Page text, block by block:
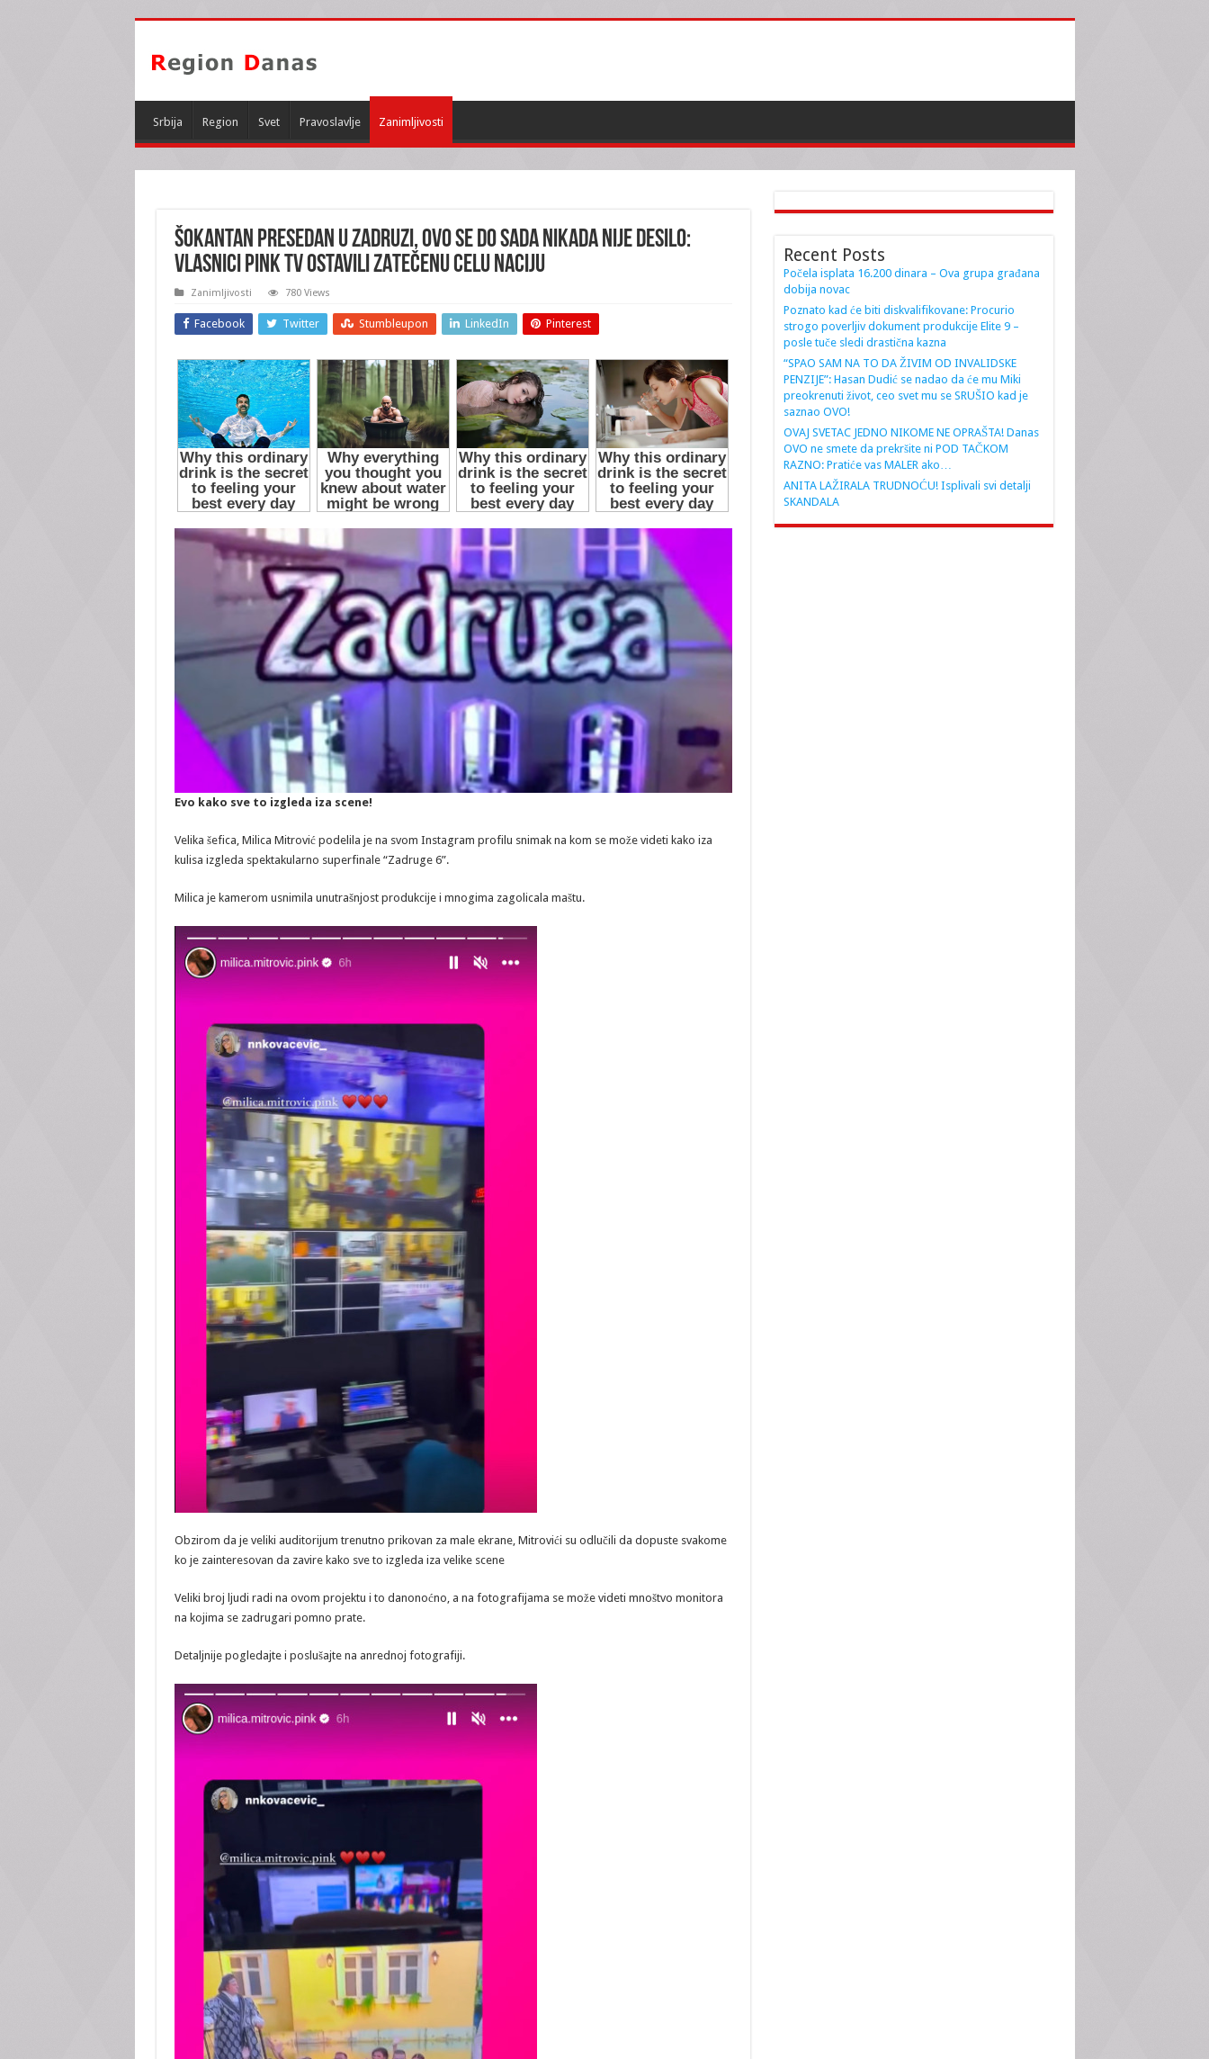
Srbija Region Svet Pravoslavlje Zanimljivosti
ŠOKANTAN PRESEDAN U ZADRUZI, OVO SE DO SADA NIKADA NIJE DESILO:
Vlasnici PINK tv ostavili ZATEČENU celu naciju
Zanimljivosti 780 Views
Facebook Twitter Stumbleupon LinkedIn Pinterest
Evo kako sve to izgleda iza scene!
Velika šefica, Milica Mitrović podelila je na svom Instagram profilu snimak na kom se može videti kako iza
kulisa izgleda spektakularno superfinale “Zadruge 6”.
Milica je kamerom usnimila unutrašnjost produkcije i mnogima zagolicala maštu.
Obzirom da je veliki auditorijum trenutno prikovan za male ekrane, Mitrovići su odlučili da dopuste svakome
ko je zainteresovan da zavire kako sve to izgleda iza velike scene
Veliki broj ljudi radi na ovom projektu i to danonoćno, a na fotografijama se može videti mnoštvo monitora
na kojima se zadrugari pomno prate.
Detaljnije pogledajte i poslušajte na anrednoj fotografiji.
Recent Posts
Počela isplata 16.200 dinara – Ova grupa građana
dobija novac
Poznato kad će biti diskvalifikovane: Procurio
strogo poverljiv dokument produkcije Elite 9 –
posle tuče sledi drastična kazna
“SPAO SAM NA TO DA ŽIVIM OD INVALIDSKE
PENZIJE”: Hasan Dudić se nadao da će mu Miki
preokrenuti život, ceo svet mu se SRUŠIO kad je
saznao OVO!
OVAJ SVETAC JEDNO NIKOME NE OPRAŠTA! Danas
OVO ne smete da prekršite ni POD TAČKOM
RAZNO: Pratiće vas MALER ako…
ANITA LAŽIRALA TRUDNOĆU! Isplivali svi detalji
SKANDALA